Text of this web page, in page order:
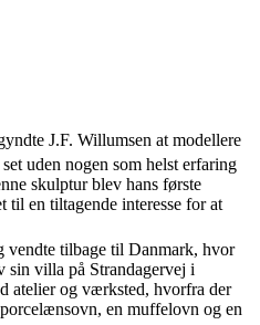
J.F. Willumsen at modellere
uden nogen som helst erfaring
skulptur blev hans første
til en tiltagende interesse for at
vendte tilbage til Danmark, hvor
sin villa på Strandagervej i
atelier og værksted, hvorfra der
en muffelovn og en